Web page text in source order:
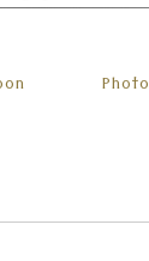
Photo